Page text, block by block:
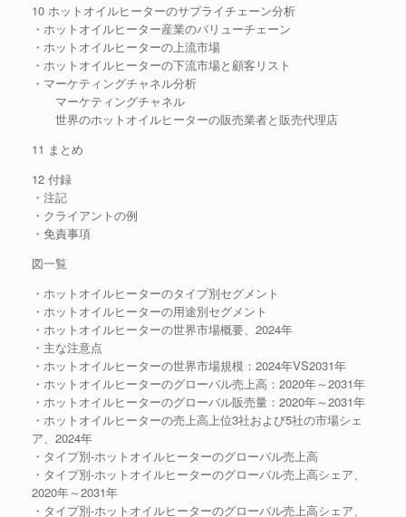
10 ホットオイルヒーターのサプライチェーン分析
・ホットオイルヒーター産業のバリューチェーン
・ホットオイルヒーターの上流市場
・ホットオイルヒーターの下流市場と顧客リスト
・マーケティングチャネル分析
マーケティングチャネル
世界のホットオイルヒーターの販売業者と販売代理店
11 まとめ
12 付録
・注記
・クライアントの例
・免責事項
図一覧
・ホットオイルヒーターのタイプ別セグメント
・ホットオイルヒーターの用途別セグメント
・ホットオイルヒーターの世界市場概要、2024年
・主な注意点
・ホットオイルヒーターの世界市場規模：2024年VS2031年
・ホットオイルヒーターのグローバル売上高：2020年～2031年
・ホットオイルヒーターのグローバル販売量：2020年～2031年
・ホットオイルヒーターの売上高上位3社および5社の市場シェ
ア、2024年
・タイプ別-ホットオイルヒーターのグローバル売上高
・タイプ別-ホットオイルヒーターのグローバル売上高シェア、
2020年～2031年
・タイプ別-ホットオイルヒーターのグローバル売上高シェア、